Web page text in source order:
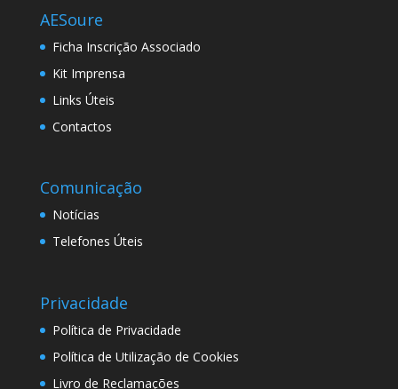
AESoure
Ficha Inscrição Associado
Kit Imprensa
Links Úteis
Contactos
Comunicação
Notícias
Telefones Úteis
Privacidade
Política de Privacidade
Política de Utilização de Cookies
Livro de Reclamações